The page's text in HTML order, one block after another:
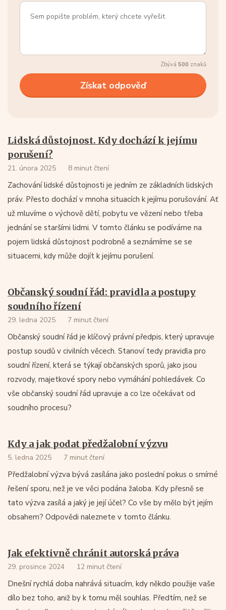
Zbývá 500 znaků
Lidská důstojnost. Kdy dochází k jejímu
porušení?
21. února 2025 8 minut čtení
Zachování lidské důstojnosti je jedním ze základních lidských
práv. Přesto dochází v mnoha situacích k jejímu porušování. Ať
už mluvíme o výchově dětí, pobytu ve vězení nebo třeba
jednání se staršími lidmi. V tomto článku se podíváme na
pojem lidská důstojnost podrobně a seznámíme se se
situacemi, kdy může dojít k jejímu porušení.
Občanský soudní řád: pravidla a postupy
soudního řízení
29. ledna 2025 7 minut čtení
Občanský soudní řád je klíčový právní předpis, který upravuje
postup soudů v civilních věcech. Stanoví tedy pravidla pro
soudní řízení, která se týkají občanských sporů, jako jsou
rozvody, majetkové spory nebo vymáhání pohledávek. Co
vše občanský soudní řád upravuje a co lze očekávat od
soudního procesu?
Kdy a jak podat předžalobní výzvu
5. ledna 2025 7 minut čtení
Předžalobní výzva bývá zasílána jako poslední pokus o smírné
řešení sporu, než je ve věci podána žaloba. Kdy přesně se
tato výzva zasílá a jaký je její účel? Co vše by mělo být jejím
obsahem? Odpovědi naleznete v tomto článku.
Jak efektivně chránit autorská práva
29. prosince 2024 12 minut čtení
Dnešní rychlá doba nahrává situacím, kdy někdo použije vaše
dílo bez toho, aniž by k tomu měl souhlas. Předtím, než se